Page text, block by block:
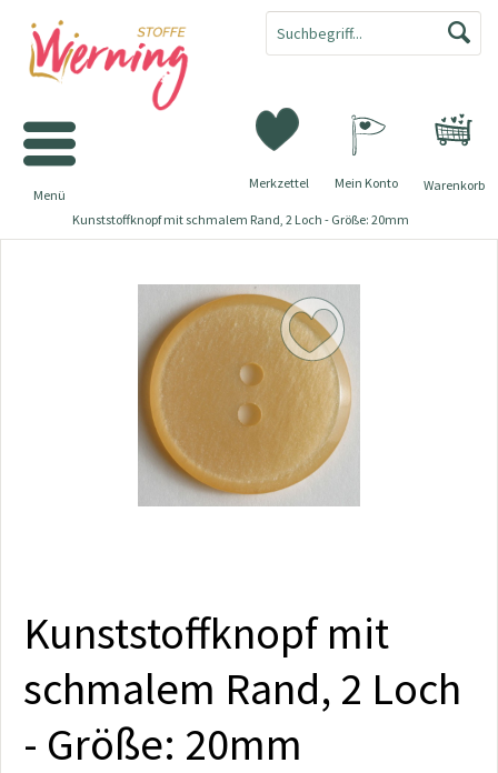
Warenkorb
Merkzettel Mein Konto
Menü
Kunststoffknopf mit schmalem Rand, 2 Loch - Größe: 20mm
Kunststoffknopf mit
schmalem Rand, 2 Loch
- Größe: 20mm